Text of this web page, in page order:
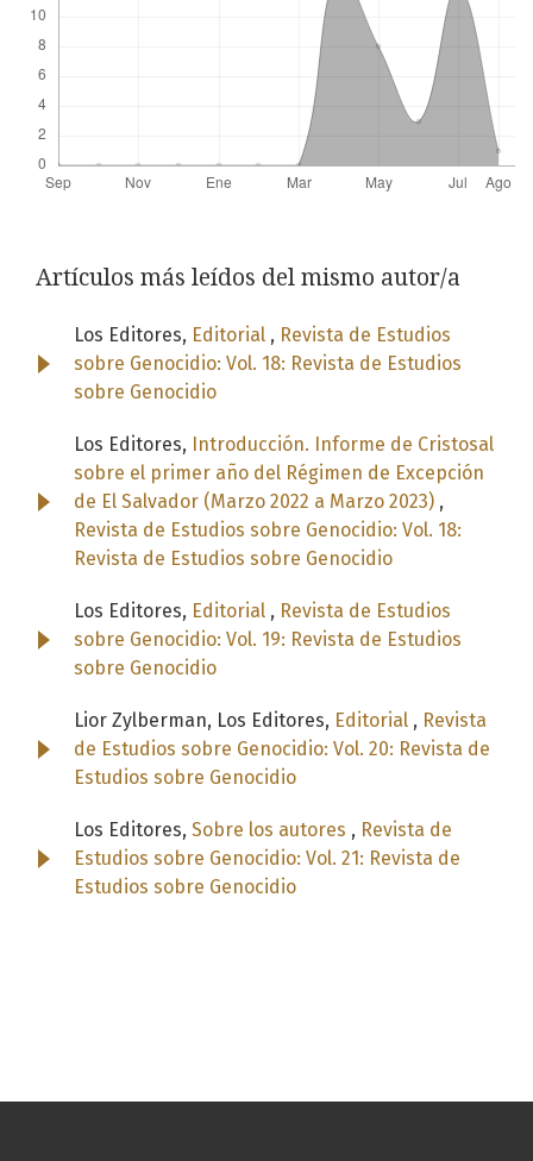
Artículos más leídos del mismo autor/a
Los Editores, Editorial , Revista de Estudios
sobre Genocidio: Vol. 18: Revista de Estudios
sobre Genocidio
Los Editores,
Introducción. Informe de Cristosal
sobre el primer año del Régimen de Excepción
de El Salvador (Marzo 2022 a Marzo 2023) ,
Revista de Estudios sobre Genocidio: Vol. 18:
Revista de Estudios sobre Genocidio
Los Editores, Editorial , Revista de Estudios
sobre Genocidio: Vol. 19: Revista de Estudios
sobre Genocidio
Lior Zylberman, Los Editores, Editorial , Revista
de Estudios sobre Genocidio: Vol. 20: Revista de
Estudios sobre Genocidio
Los Editores, Sobre los autores , Revista de
Estudios sobre Genocidio: Vol. 21: Revista de
Estudios sobre Genocidio